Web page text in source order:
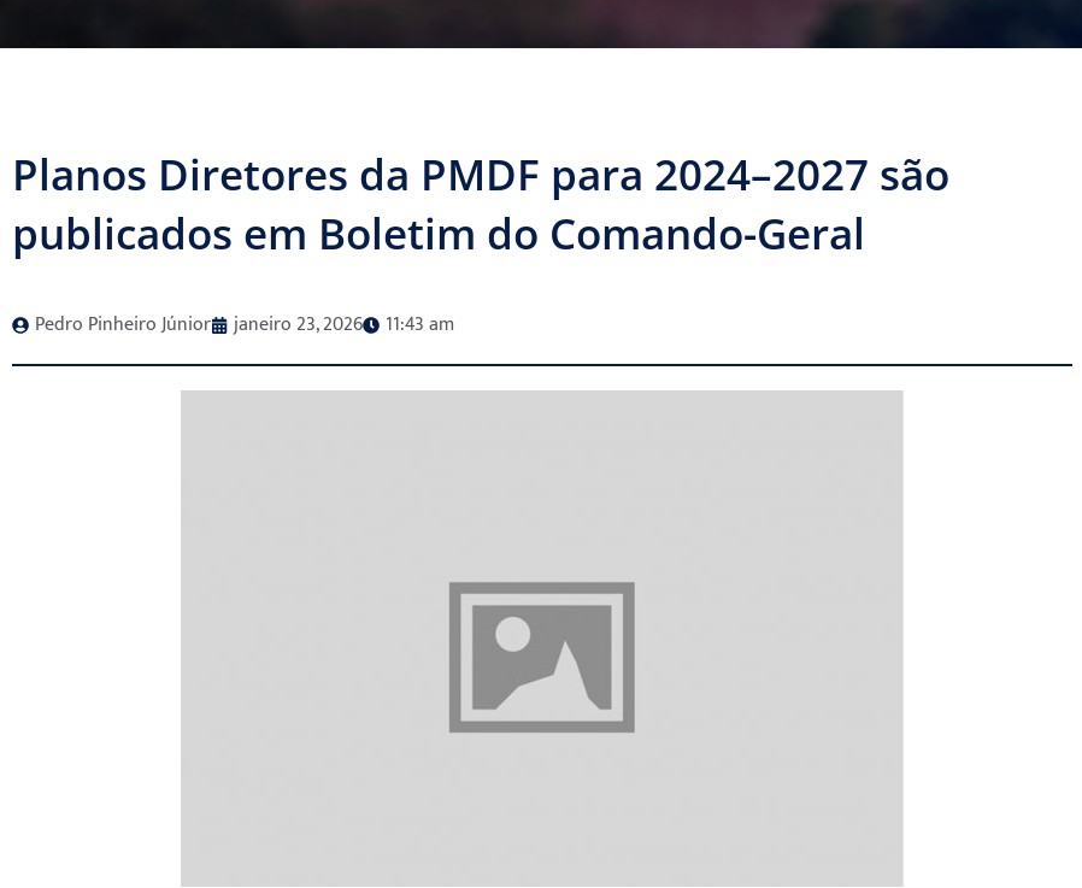
Planos Diretores da PMDF para 2024–2027 são
publicados em Boletim do Comando-Geral
Pedro Pinheiro Júnior janeiro 23, 2026 11:43 am